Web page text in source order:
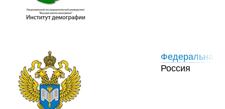
Федеральная
Россия